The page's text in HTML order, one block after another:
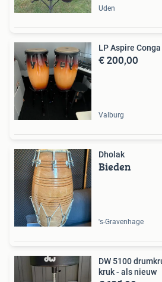
Uden
LP Aspire
€ 200,00
Valburg
Dholak
Bieden
's-Gravenhage
DW 5100
kruk - als nieuw